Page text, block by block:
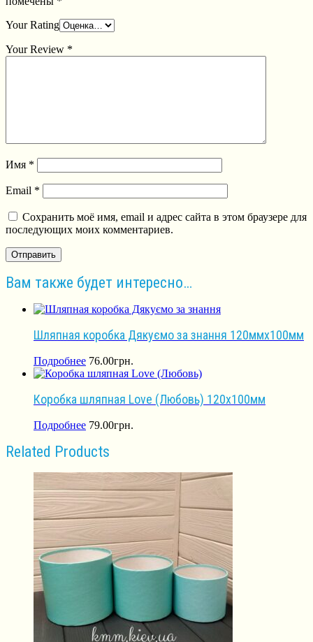
Your Rating
Your Review *
Имя *
Email *
Сохранить моё имя, email и адрес сайта в этом браузере для
последующих моих комментариев.
Вам также будет интересно…
Шляпная коробка Дякуємо за знання 120ммх100мм
Подробнее 76.00грн.
Коробка шляпная Love (Любовь) 120х100мм
Подробнее 79.00грн.
Related Products